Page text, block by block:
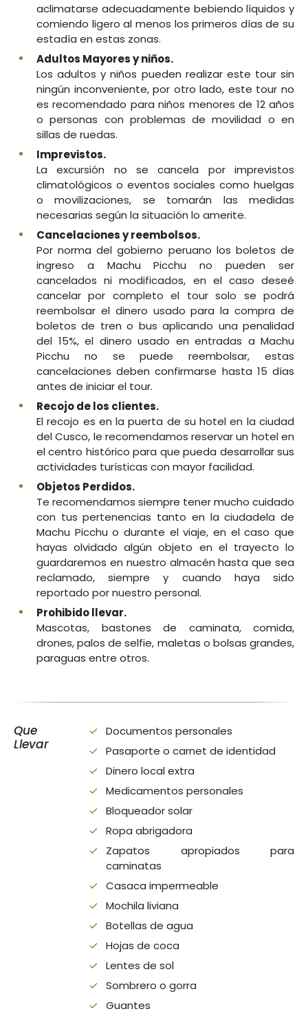
aclimatarse adecuadamente bebiendo líquidos y
comiendo ligero al menos los primeros días de su
estadía en estas zonas.
Adultos Mayores y niños.
Los adultos y niños pueden realizar este tour sin
ningún inconveniente, por otro lado, este tour no
es recomendado para niños menores de 12 años
o personas con problemas de movilidad o en
sillas de ruedas.
Imprevistos.
La excursión no se cancela por imprevistos
climatológicos o eventos sociales como huelgas
o movilizaciones, se tomarán las medidas
necesarias según la situación lo amerite.
Cancelaciones y reembolsos.
Por norma del gobierno peruano los boletos de
ingreso a Machu Picchu no pueden ser
cancelados ni modificados, en el caso deseé
cancelar por completo el tour solo se podrá
reembolsar el dinero usado para la compra de
boletos de tren o bus aplicando una penalidad
del 15%, el dinero usado en entradas a Machu
Picchu no se puede reembolsar, estas
cancelaciones deben confirmarse hasta 15 días
antes de iniciar el tour.
Recojo de los clientes.
El recojo es en la puerta de su hotel en la ciudad
del Cusco, le recomendamos reservar un hotel en
el centro histórico para que pueda desarrollar sus
actividades turísticas con mayor facilidad.
Objetos Perdidos.
Te recomendamos siempre tener mucho cuidado
con tus pertenencias tanto en la ciudadela de
Machu Picchu o durante el viaje, en el caso que
hayas olvidado algún objeto en el trayecto lo
guardaremos en nuestro almacén hasta que sea
reclamado, siempre y cuando haya sido
reportado por nuestro personal.
Prohibido llevar.
Mascotas, bastones de caminata, comida,
drones, palos de selfie, maletas o bolsas grandes,
paraguas entre otros.
Que
Llevar
Documentos personales
Pasaporte o carnet de identidad
Dinero local extra
Medicamentos personales
Bloqueador solar
Ropa abrigadora
Zapatos apropiados para
caminatas
Casaca impermeable
Mochila liviana
Botellas de agua
Hojas de coca
Lentes de sol
Sombrero o gorra
Guantes